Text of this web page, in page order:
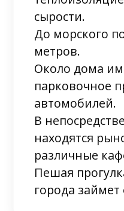
сырости.
До морского
метров.
Около дома
парковочное
автомобилей.
В
находятся
различные
Пешая
города